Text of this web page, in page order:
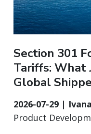
Section 301
Tariffs: What
Global
2026-07-29 |
Product